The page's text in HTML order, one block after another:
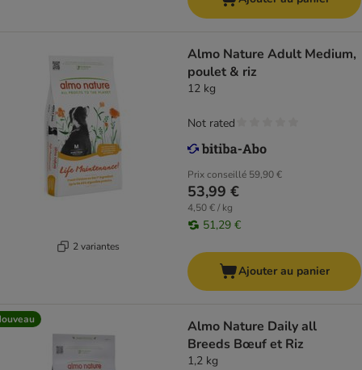
2 variantes
Almo Nature Adult Medium,
poulet & riz
12 kg
Prix conseillé 59,90 €
53,99 €
4,50 € / kg
51,29 €
Not rated
Ajouter au panier
Almo Nature Daily all
Breeds Bœuf et Riz
1,2 kg